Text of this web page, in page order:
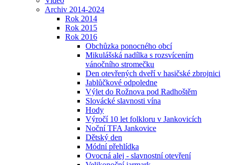
Archiv 2014-2024
Rok 2014
Rok 2015
Rok 2016
Obchůzka ponocného obcí
Mikulášská nadílka s rozsvícením
vánočního stromečku
Den otevřených dveří v hasičské zbrojnici
Jablůčkové odpoledne
Výlet do Rožnova pod Radhoštěm
Slovácké slavnosti vína
Hody
Výročí 10 let folkloru v Jankovicích
Noční TFA Jankovice
Dětský den
Módní přehlídka
Ovocná alej - slavnostní otevření